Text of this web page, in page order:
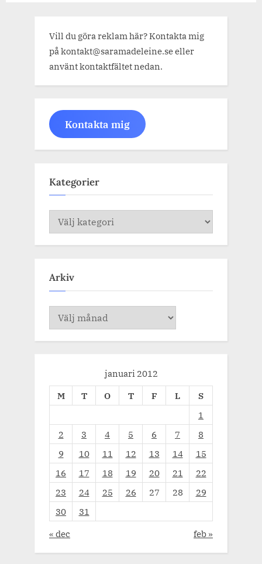
Vill du göra reklam här? Kontakta mig
på kontakt@saramadeleine.se eller
använt kontaktfältet nedan.
Kontakta mig
Kategorier
Kategorier
Arkiv
Arkiv
januari 2012
M
T O T F L
S
1
2
3 4 5 6 7
8
9
10 11 12 13 14
15
16
17 18 19 20 21
22
23
24 25 26 27 28
29
30
31
« dec
feb »